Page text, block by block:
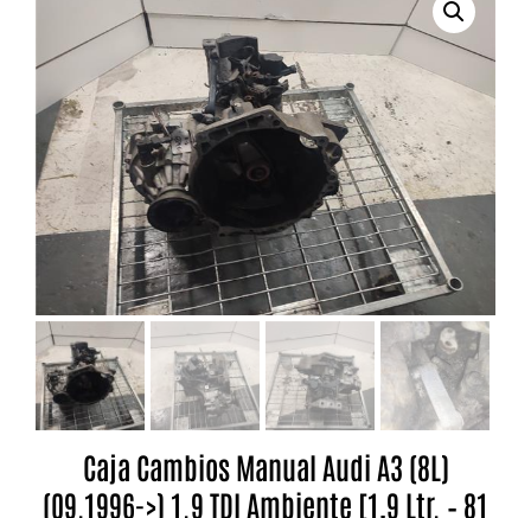
Caja Cambios Manual Audi A3 (8L)
(09.1996->) 1.9 TDI Ambiente [1,9 Ltr. – 81